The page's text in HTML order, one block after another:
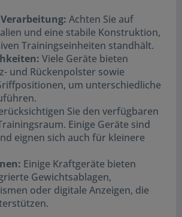
Achten Sie auf
und eine stabile Konstruktion,
Trainingseinheiten standhält.
Viele Geräte bieten
und Rückenpolster sowie
um unterschiedliche
Sie den verfügbaren
Einige Geräte sind
eignen sich auch für kleinere
Einige Kraftgeräte bieten
Gewichtsablagen,
oder digitale Anzeigen, die